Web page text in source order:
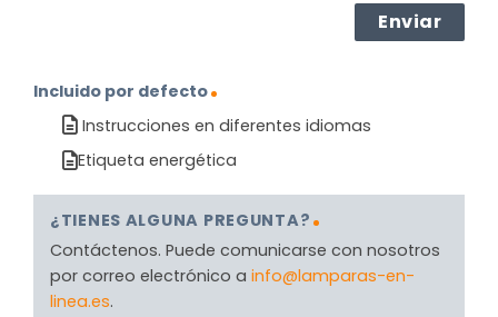
Incluido por defecto
Instrucciones en diferentes idiomas
Etiqueta energética
¿TIENES ALGUNA PREGUNTA?
Contáctenos. Puede comunicarse con nosotros
por correo electrónico a info@lamparas-en-
linea.es.